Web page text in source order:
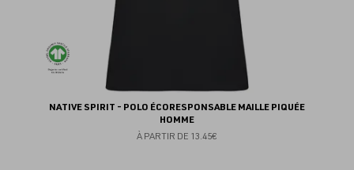
NATIVE SPIRIT - POLO ÉCORESPONSABLE MAILLE PIQUÉE
HOMME
À PARTIR DE 13.45€